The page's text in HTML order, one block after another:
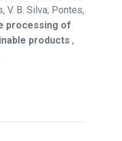
V. B. Silva; Pontes,
processing of
products ,